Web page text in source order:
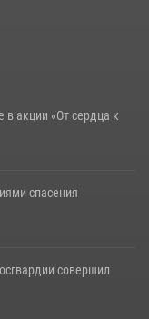
акции «От сердца к
спасения
совершил